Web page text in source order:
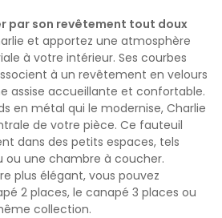
par son revêtement tout doux
et apportez une atmosphère
à votre intérieur. Ses courbes
à un revêtement en velours
assise accueillante et confortable.
en métal qui le modernise, Charlie
de votre pièce. Ce fauteuil
dans des petits espaces, tels
ou une chambre à coucher.
plus élégant, vous pouvez
2 places, le canapé 3 places ou
collection.